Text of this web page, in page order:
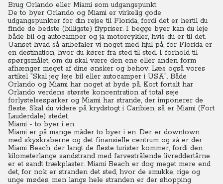
Brug Orlando eller Miami som udgangspunkt
De to byer Orlando og Miami er virkelig gode
udgangspunkter for din rejse til Florida, fordi det er hertil du
finde de bedste (billigste) flypriser. I begge byer kan du leje
både bil og autocamper og ja motorcykler, hvis du er til det.
Uanset hvad så anbefaler vi noget med hjul på, for Florida er
en destination, hvor du kører fra sted til sted. I forhold til
spørgsmålet, om du skal være den ene eller anden form
afhænger meget af dine ønsker og behov. Læs også vores
artikel "Skal jeg leje bil eller autocamper i USA". Både
Orlando og Miami har noget at byde på. Kort fortalt har
Orlando verdens største koncentration af total seje
forlystelsesparker og Miami har strande, der imponerer de
fleste. Skal du videre på krydstogt i Caribien, så er Miami (Fort
Lauderdale) stedet.
Miami - to byer i en
Miami er på mange måder to byer i en. Der er downtown
med skyskraberne og det finansielle centrum og så er der
Miami Beach, der langt de fleste turister kommer, fordi den
kilometerlange sandstrand med farvestrålende livreddertårne
er et sandt trækplaster. Miami Beach er dog meget mere end
det, for nok er stranden det sted, hvor de smukke, rige og
unge mødes, men langs hele stranden er der shopping